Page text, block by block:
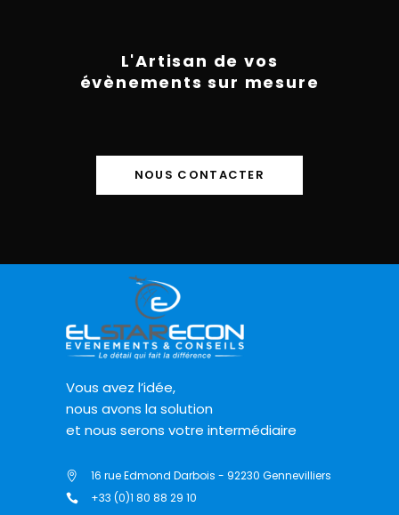
L'Artisan de vos
évènements sur mesure
NOUS CONTACTER
Vous avez l’idée,
nous avons la solution
et nous serons votre intermédiaire
16 rue Edmond Darbois - 92230 Gennevilliers
+33 (0)1 80 88 29 10